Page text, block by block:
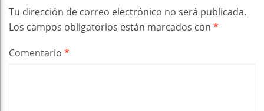
Tu dirección de correo electrónico no será publicada.
Los campos obligatorios están marcados con *
Comentario *